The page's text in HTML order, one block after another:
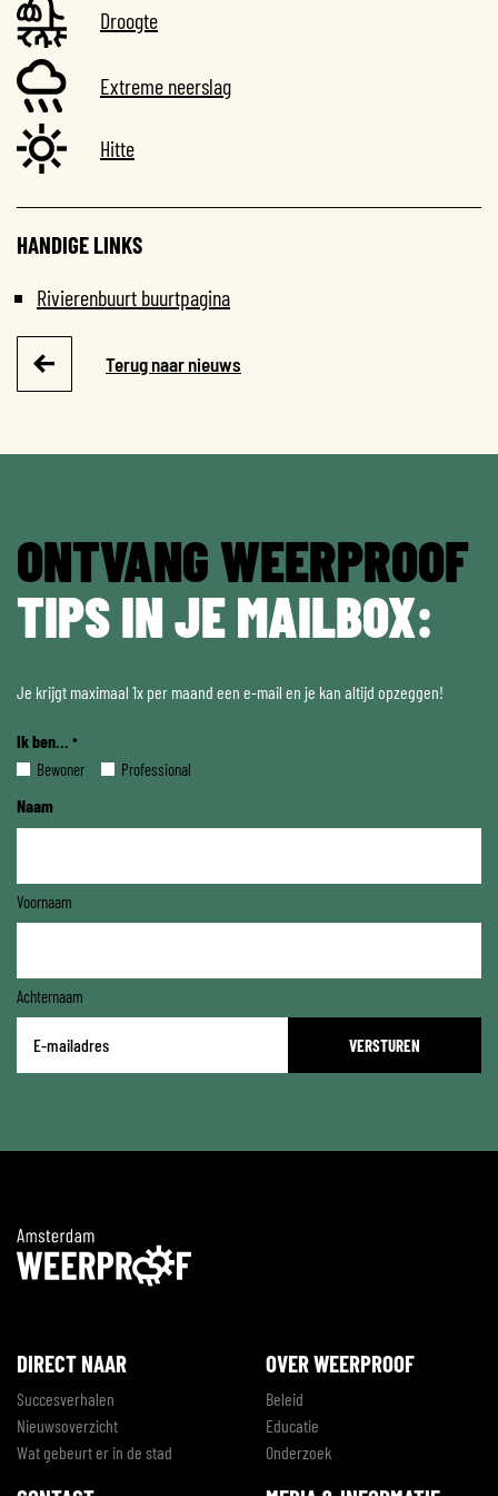
Droogte
Extreme neerslag
Hitte
HANDIGE LINKS
Rivierenbuurt buurtpagina
Terug naar nieuws
ONTVANG WEERPROOF
TIPS IN JE MAILBOX:
Je krijgt maximaal 1x per maand een e-mail en je kan altijd opzeggen!
Ik ben... *
Bewoner Professional
Naam
Voornaam
Achternaam
mailadres
DIRECT NAAR
Succesverhalen
Nieuwsoverzicht
Wat gebeurt er in de stad
OVER WEERPROOF
Beleid
Educatie
Onderzoek